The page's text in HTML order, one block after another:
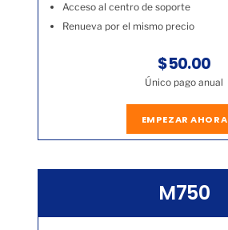
Acceso al centro de soporte
Renueva por el mismo precio
$50.00
Único pago anual
EMPEZAR AHORA
M750